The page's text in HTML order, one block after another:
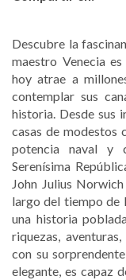
Descubre la
maestro Venecia
hoy atrae a
contemplar sus
historia. Desde sus
casas de modestos
potencia naval y
Serenísima
John Julius
largo del tiempo de
una historia
riquezas,
con su
elegante, es capaz